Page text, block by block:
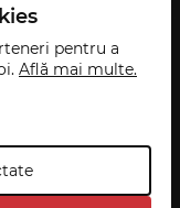
pentru a
Află mai multe.